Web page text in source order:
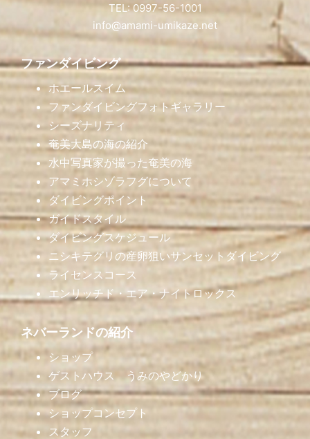
TEL: 0997-56-1001
info@amami-umikaze.net
ファンダイビング
ホエールスイム
ファンダイビングフォトギャラリー
シーズナリティ
奄美大島の海の紹介
水中写真家が撮った奄美の海
アマミホシゾラフグについて
ダイビングポイント
ガイドスタイル
ダイビングスケジュール
ニシキテグリの産卵狙いサンセットダイビング
ライセンスコース
エンリッチド・エア・ナイトロックス
ネバーランドの紹介
ショップ
ゲストハウス うみのやどかり
ブログ
ショップコンセプト
スタッフ